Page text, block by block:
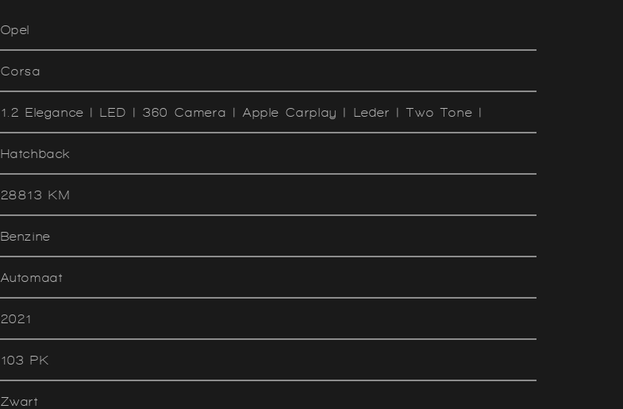
Opel
Corsa
1.2 Elegance | LED | 360 Camera | Apple Carplay | Leder | Two Tone |
Hatchback
28813 KM
Benzine
Automaat
2021
103 PK
Zwart